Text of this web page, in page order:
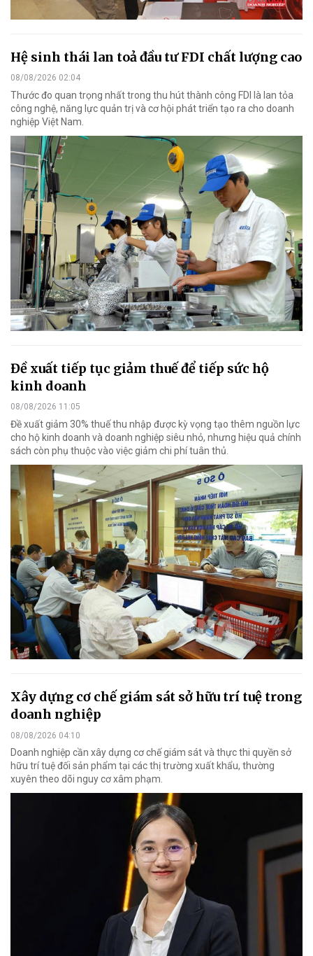
Hệ sinh thái lan toả đầu tư FDI chất lượng cao
08/08/2026 02:04
Thước đo quan trọng nhất trong thu hút thành công FDI là lan tỏa
công nghệ, năng lực quản trị và cơ hội phát triển tạo ra cho doanh
nghiệp Việt Nam.
Đề xuất tiếp tục giảm thuế để tiếp sức hộ
kinh doanh
08/08/2026 11:05
Đề xuất giảm 30% thuế thu nhập được kỳ vọng tạo thêm nguồn lực
cho hộ kinh doanh và doanh nghiệp siêu nhỏ, nhưng hiệu quả chính
sách còn phụ thuộc vào việc giảm chi phí tuân thủ.
Xây dựng cơ chế giám sát sở hữu trí tuệ trong
doanh nghiệp
08/08/2026 04:10
Doanh nghiệp cần xây dựng cơ chế giám sát và thực thi quyền sở
hữu trí tuệ đối sản phẩm tại các thị trường xuất khẩu, thường
xuyên theo dõi nguy cơ xâm phạm.